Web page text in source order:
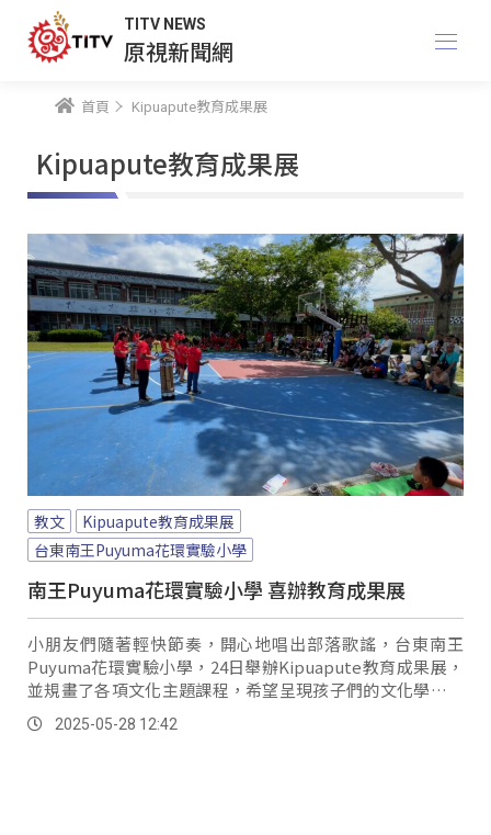
TITV NEWS
原視新聞網
首頁 Kipuapute教育成果展
Kipuapute教育成果展
教文
Kipuapute教育成果展
台東南王Puyuma花環實驗小學
南王Puyuma花環實驗小學 喜辦教育成果展
小朋友們隨著輕快節奏，開心地唱出部落歌謠，台東南王
Puyuma花環實驗小學，24日舉辦Kipuapute教育成果展，
並規畫了各項文化主題課程，希望呈現孩子們的文化學習成
果，而卑南族語Kipuapute，意思正是「成為值得佩戴花環
的人」。2025-05-28 12:42